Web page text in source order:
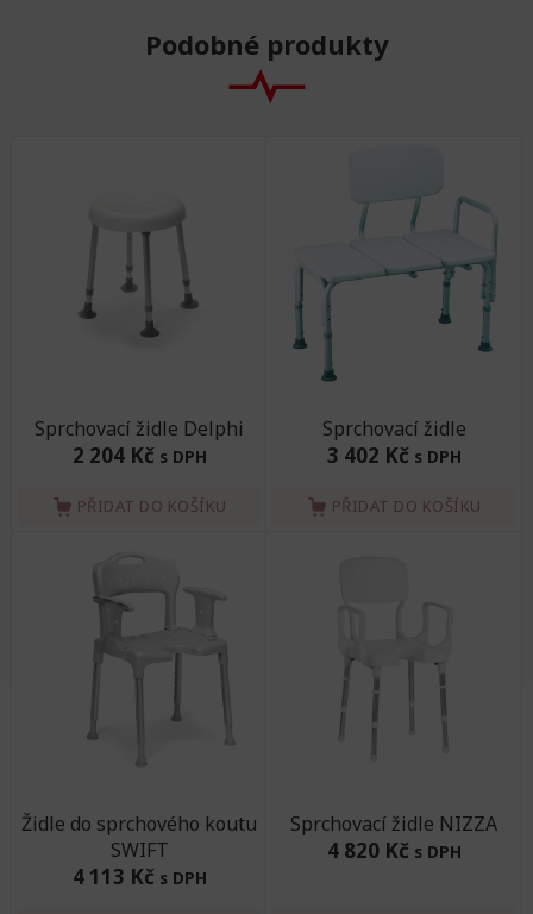
Podobné produkty
Sprchovací židle Delphi
2 204 Kč s DPH
PŘIDAT DO KOŠÍKU
Sprchovací židle
3 402 Kč s DPH
PŘIDAT DO KOŠÍKU
Židle do sprchového koutu
SWIFT
4 113 Kč s DPH
Sprchovací židle NIZZA
4 820 Kč s DPH